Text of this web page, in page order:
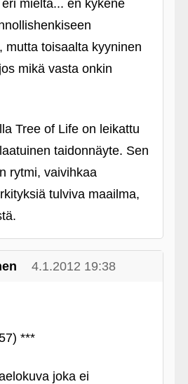
mieltä... en kykene
mutta toisaalta kyyninen
mikä vasta onkin
Tree of Life on leikattu
taidonnäyte. Sen
rytmi, vaivihkaa
tulviva maailma,
4.1.2012 19:38
***
joka ei